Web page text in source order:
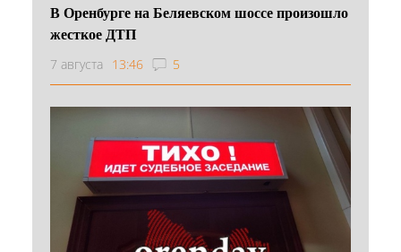
В Оренбурге на Беляевском шоссе произошло
жесткое ДТП
7 августа 13:46 5